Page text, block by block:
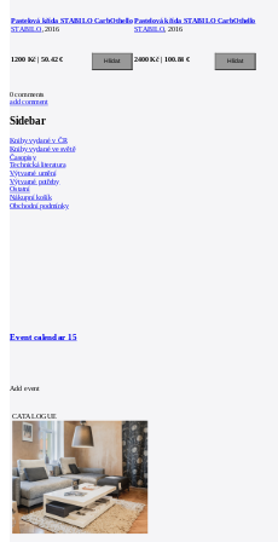
Pastelová křída STABILO CarbOthello
STABILO , 2016
1200 Kč | 50.42 €
Pastelová křída STABILO CarbOthello
STABILO , 2016
2400 Kč | 100.84 €
0comments
add comment
Sidebar
Knihy vydané v ČR
Knihy vydané ve světě
Časopisy
Technická literatura
Výtvarné umění
Výtvarné potřeby
Ostatní
Nákupní košík
Obchodní podmínky
Event calendar15
Add event
CATALOGUE